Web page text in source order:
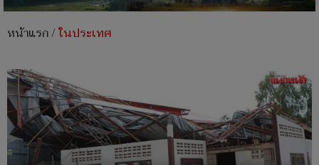
หน้าแรก/ในประเทศ